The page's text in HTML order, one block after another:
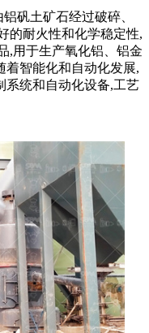
矾土矿石经过破碎、
的耐火性和化学稳定性,
,用于生产氧化铝、铝金
着智能化和自动化发展,
系统和自动化设备,工艺